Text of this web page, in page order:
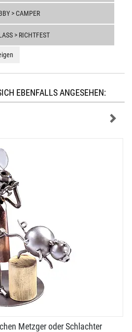
> CAMPER
> RICHTFEST
EBENFALLS ANGESEHEN:
Metzger oder Schlachter